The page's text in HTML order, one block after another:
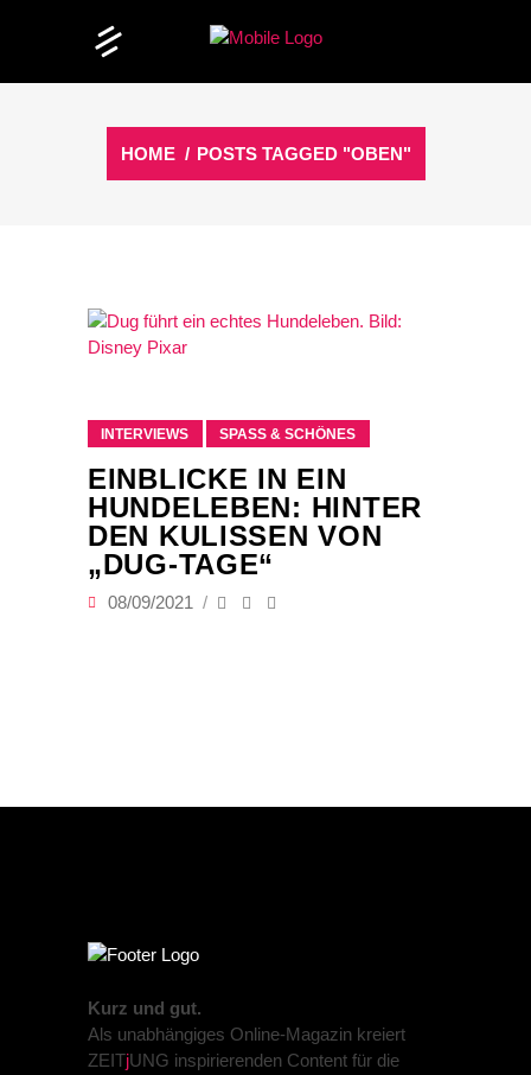
HOME / POSTS TAGGED "OBEN"
INTERVIEWS SPASS & SCHÖNES
EINBLICKE IN EIN
HUNDELEBEN: HINTER
DEN KULISSEN VON
„DUG-TAGE“
08/09/2021
Kurz und gut.
Als unabhängiges Online-Magazin kreiert
ZEITjUNG inspirierenden Content für die